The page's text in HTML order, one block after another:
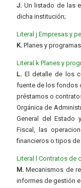
J. Un listado de las
dicha institución;
Literal j Empresas y
K. Planes y
Literal k Planes y
L. El detalle de los
fuente de los fondos
préstamos o
Orgánica de
General del Estado
Fiscal, las
financieros o tipos de
Literal l Contratos de
M. Mecanismos de
informes de gestión